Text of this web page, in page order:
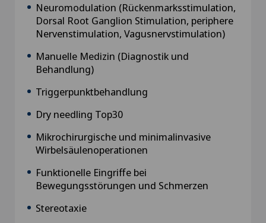
Neuromodulation (Rückenmarksstimulation,
Dorsal Root Ganglion Stimulation, periphere
Nervenstimulation, Vagusnervstimulation)
Manuelle Medizin (Diagnostik und
Behandlung)
Triggerpunktbehandlung
Dry needling Top30
Mikrochirurgische und minimalinvasive
Wirbelsäulenoperationen
Funktionelle Eingriffe bei
Bewegungsstörungen und Schmerzen
Stereotaxie